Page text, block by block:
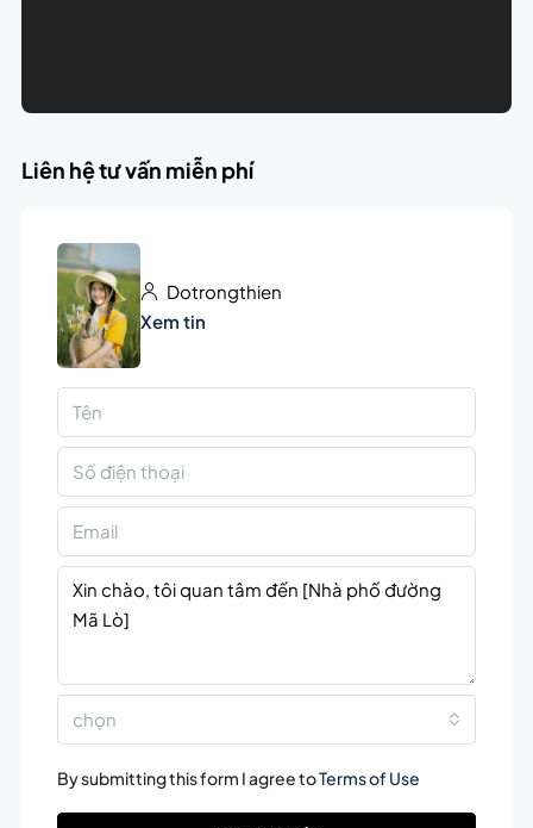
Liên hệ tư vấn miễn phí
Dotrongthien
Xem tin
chọn
By submitting this form I agree toTerms of Use